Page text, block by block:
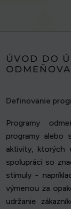
ÚVOD DO
Definovanie
Programy
programy alebo
aktivity, ktorých
spolupráci so
stimuly -
výmenou za
udržanie